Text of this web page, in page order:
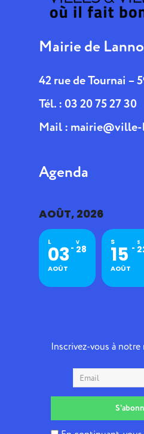
Mairie de
42 rue de Tournai –
Tél. : 03 20 75 27 30
Mail :
Agenda
AOÛT, 2026
L
03
AOÛT
V
28
S
15
AOÛT
S
Inscrivez-vous à